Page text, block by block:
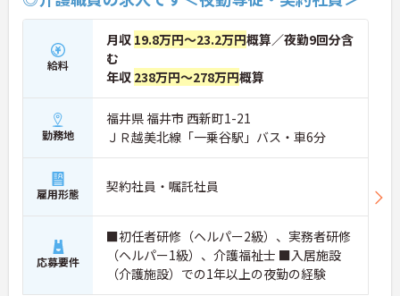
給料
月収 19.8万円～23.2万円概算／夜勤9回分含
む
年収 238万円～278万円概算
勤務地
福井県 福井市 西新町1-21
ＪＲ越美北線「一乗谷駅」バス・車6分
雇用形態 契約社員・嘱託社員
応募要件
■初任者研修（ヘルパー2級）、実務者研修
（ヘルパー1級）、介護福祉士 ■入居施設
（介護施設）での1年以上の夜勤の経験